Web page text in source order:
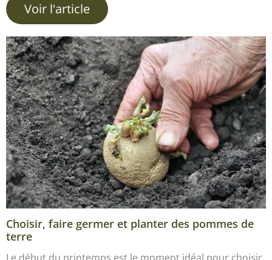
Voir l'article
Choisir, faire germer et planter des pommes de
terre